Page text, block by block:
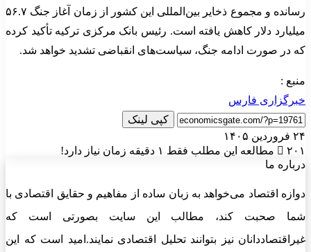
رسانده و مجموع ذخایر بین‌المللی این کشور از زمان آغاز جنگ ۵۶.۷
میلیارد دلار کاهش یافته است. رئیس بانک مرکزی ترکیه تأکید کرده
که در صورت ادامه جنگ، سیاست‌های انقباضی تشدید خواهد شد.
منبع :
خبرگزاری فارس
کپی لینک
۲۴ فروردین ۱۴۰۵
۲۰۱
مطالعه این مطلب فقط ۱ دقیقه زمان نیاز دارد!
درباره ما
دوازه اقتصاد می‌خواهد به زبان ساده از مفاهیم و حقایق اقتصادی با
شما صحبت کند، مطالب این سایت بصورتی است که
غیراقتصاددانان نیز بتوانند تحلیل اقتصادی نمایند.امید است که این